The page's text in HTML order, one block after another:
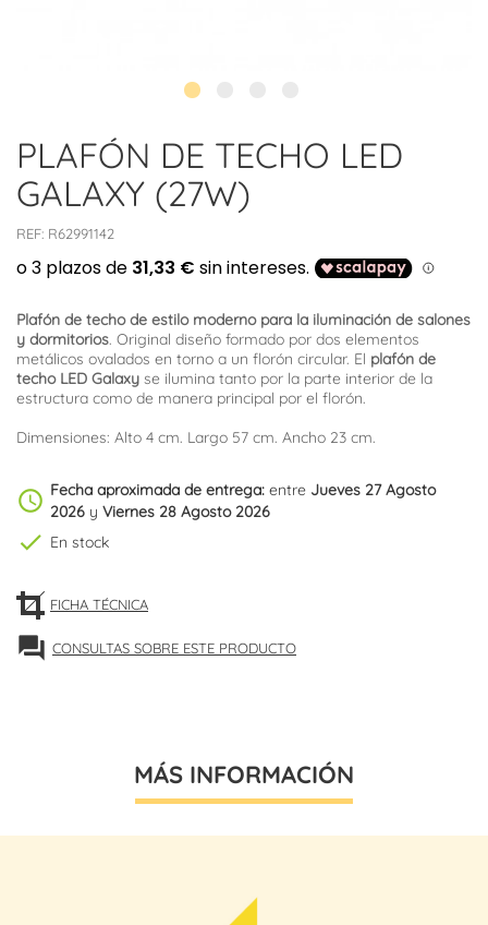
PLAFÓN DE TECHO LED
GALAXY (27W)
REF: R62991142
Plafón de techo de estilo moderno para la iluminación de salones
y dormitorios. Original diseño formado por dos elementos
metálicos ovalados en torno a un florón circular. El plafón de
techo LED Galaxy se ilumina tanto por la parte interior de la
estructura como de manera principal por el florón.
Dimensiones: Alto 4 cm. Largo 57 cm. Ancho 23 cm.
schedule Fecha aproximada de entrega: entre Jueves 27 Agosto
2026 y Viernes 28 Agosto 2026
check En stock
FICHA TÉCNICA
forum CONSULTAS SOBRE ESTE PRODUCTO
MÁS INFORMACIÓN